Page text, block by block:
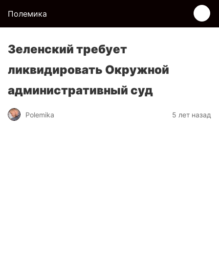
Полемика
Зеленский требует
ликвидировать Окружной
административный суд
Polemika 5 лет назад